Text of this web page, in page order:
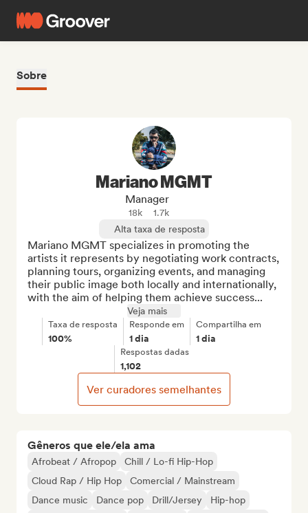
Sobre
Gêneros que ele/ela ama
Afrobeat / Afropop
Chill / Lo-fi Hip-Hop
Cloud Rap / Hip Hop
Comercial / Mainstream
Dance music
Dance pop Drill/Jersey
Hip-hop
Mariano MGMT
Manager
18k
1.7k
Alta taxa de resposta
Mariano MGMT specializes in promoting the
artists it represents by negotiating work contracts,
planning tours, organizing events, and managing
their public image both locally and internationally,
with the aim of helping them achieve success...
Veja mais
Taxa de resposta
100%
Responde em
1 dia
Compartilha em
1 dia
Respostas dadas
1,102
Ver curadores semelhantes